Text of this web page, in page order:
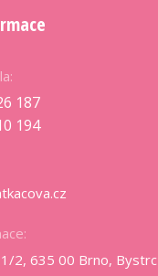
187
194
2, 635 00 Brno, Bystrc